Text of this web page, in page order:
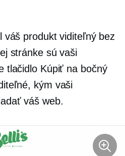
váš produkt viditeľný bez
stránke sú vaši
tlačidlo Kúpiť na bočný
kým vaši
váš web.